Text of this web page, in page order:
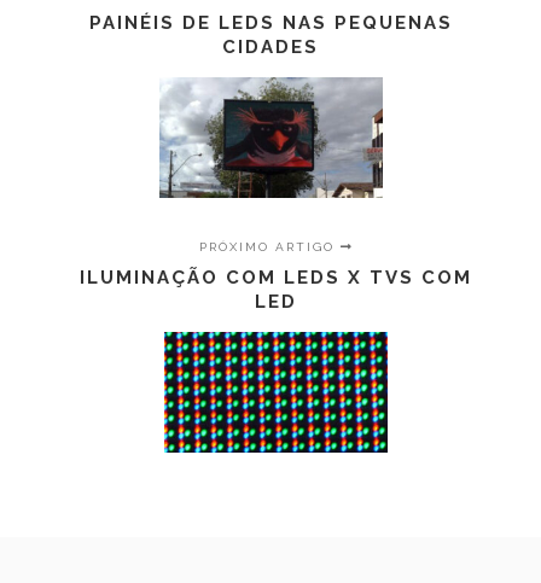
PAINÉIS DE LEDS NAS PEQUENAS
CIDADES
PRÓXIMO ARTIGO
ILUMINAÇÃO COM LEDS X TVS COM
LED